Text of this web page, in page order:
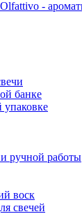
банке
ручной работы
воск
свечей